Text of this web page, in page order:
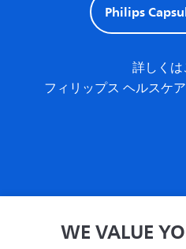
Philips
詳しく
フィリップス ヘルスケ
プライ
WE VALUE